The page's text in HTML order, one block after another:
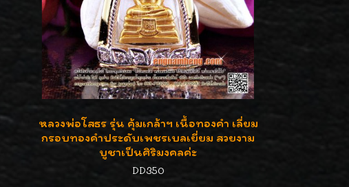
หลวงพ่อโสธร รุ่น คุ้มเกล้าฯ เนื้อทองคำ เลี่ยม
กรอบทองคำประดับเพชรเบลเยี่ยม สวยงาม
บูชาเป็นศิริมงคลค่ะ
DD350